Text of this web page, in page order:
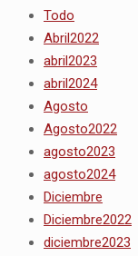
Todo
Abril2022
abril2023
abril2024
Agosto
Agosto2022
agosto2023
agosto2024
Diciembre
Diciembre2022
diciembre2023